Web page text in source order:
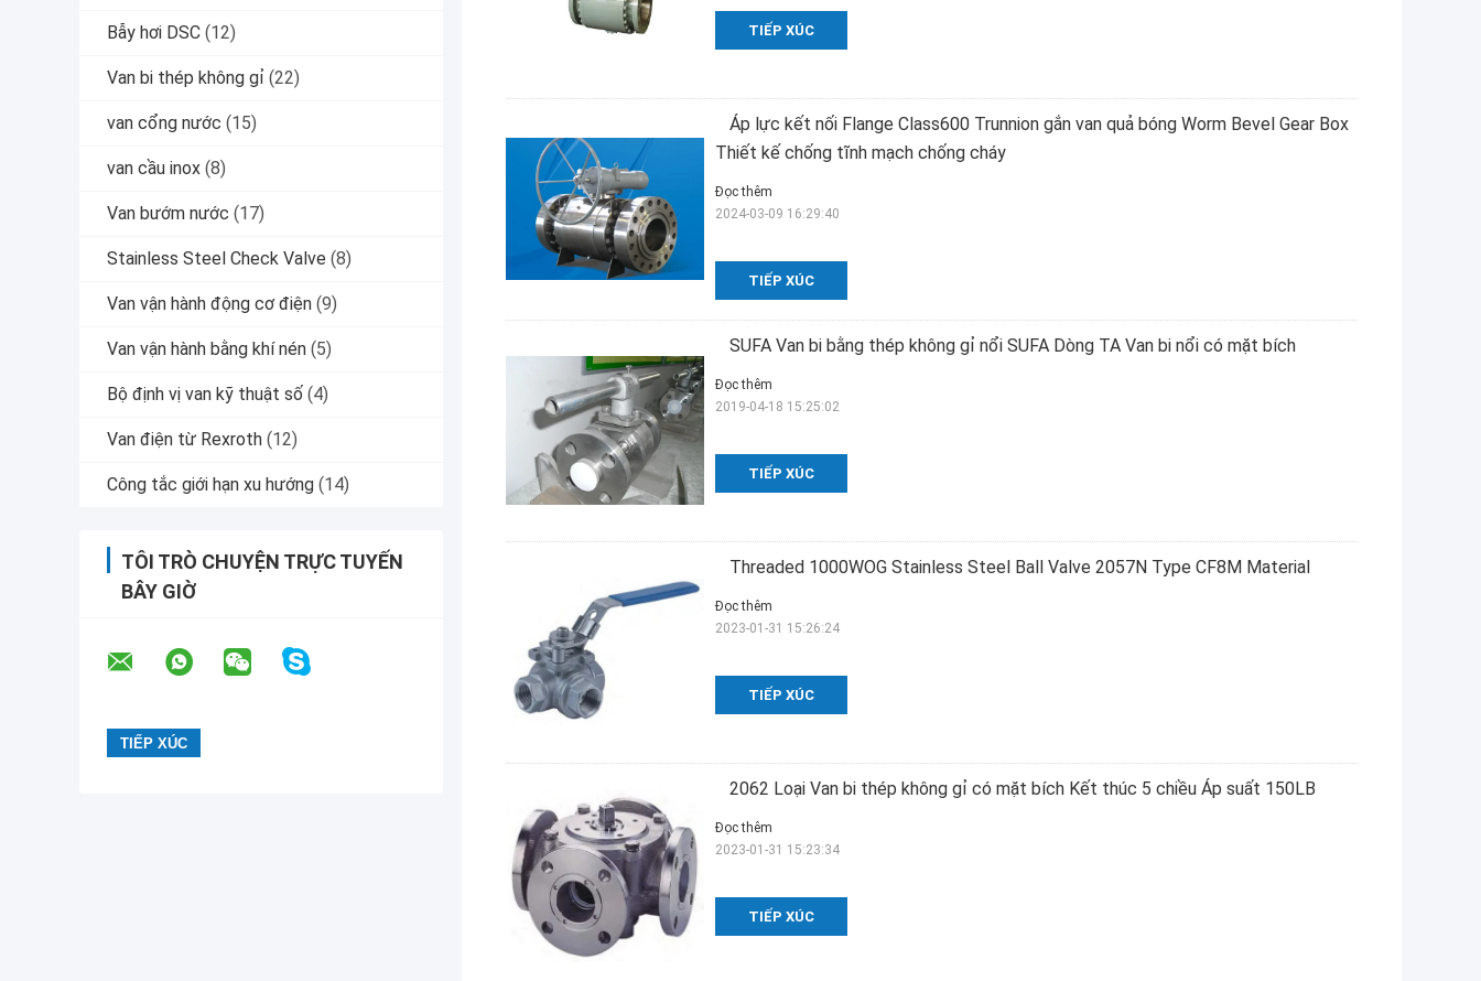
Bẫy hơi DSC (12)
Van bi thép không gỉ (22)
van cổng nước (15)
van cầu inox (8)
Van bướm nước (17)
Stainless Steel Check Valve (8)
Van vận hành động cơ điện (9)
Van vận hành bằng khí nén (5)
Bộ định vị van kỹ thuật số (4)
Van điện từ Rexroth (12)
Công tắc giới hạn xu hướng (14)
TÔI TRÒ CHUYỆN TRỰC TUYẾN
BÂY GIỜ
TIẾP XÚC
Áp lực kết nối Flange Class600 Trunnion gắn van quả bóng Worm Bevel Gear Box
Thiết kế chống tĩnh mạch chống cháy
TIẾP XÚC
Đọc thêm
2024-03-09 16:29:40
SUFA Van bi bằng thép không gỉ nổi SUFA Dòng TA Van bi nổi có mặt bích
TIẾP XÚC
Đọc thêm
2019-04-18 15:25:02
Threaded 1000WOG Stainless Steel Ball Valve 2057N Type CF8M Material
TIẾP XÚC
Đọc thêm
2023-01-31 15:26:24
2062 Loại Van bi thép không gỉ có mặt bích Kết thúc 5 chiều Áp suất 150LB
TIẾP XÚC
Đọc thêm
2023-01-31 15:23:34